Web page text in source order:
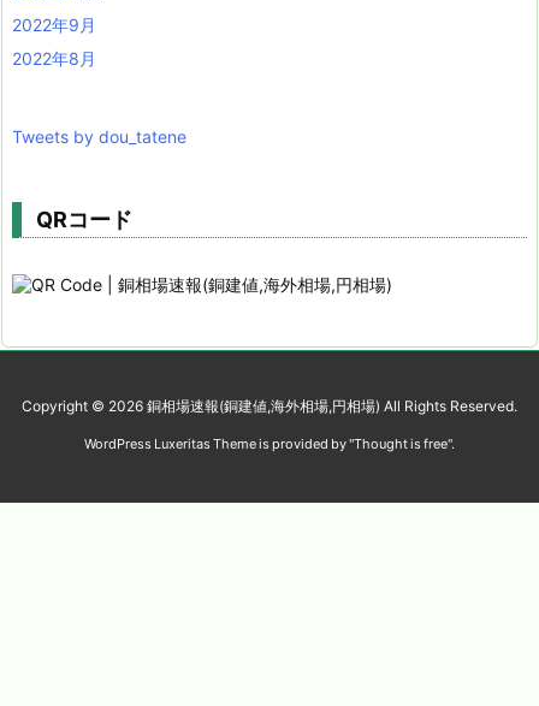
2022年9月
2022年8月
Tweets by dou_tatene
QRコード
Copyright © 2026 銅相場速報(銅建値,海外相場,円相場) All Rights Reserved.
WordPress Luxeritas Theme is provided by "Thought is free".